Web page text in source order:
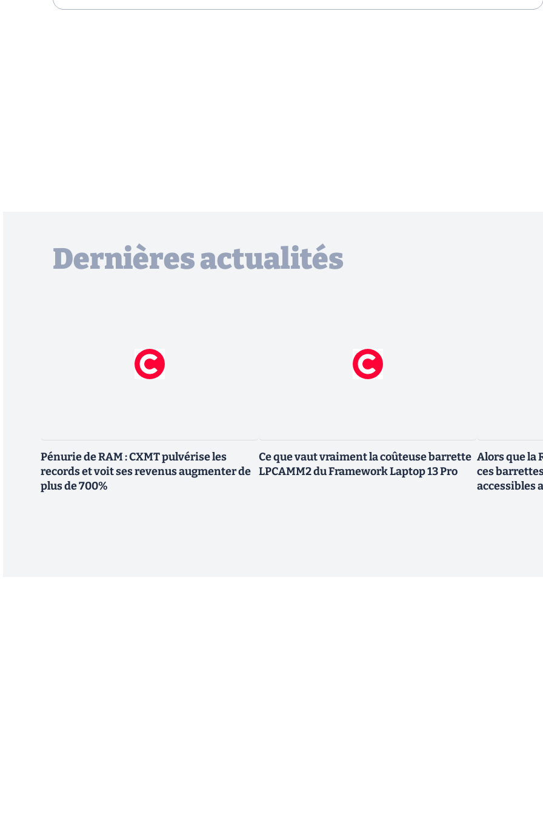
Dernières actualités
Pénurie de RAM : CXMT pulvérise les
records et voit ses revenus augmenter de
plus de 700%
Ce que vaut vraiment la coûteuse barrette
LPCAMM2 du Framework Laptop 13 Pro
Alors que la
ces
accessibles